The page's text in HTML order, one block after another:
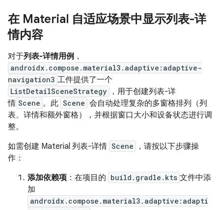
在 Material 自适应场景中显示列表-详
情内容
对于列表-详情用例 ，
androidx.compose.material3.adaptive:adaptive-
navigation3 工件提供了一个
ListDetailSceneStrategy
，用于创建列表-详
情 Scene 。此 Scene 会自动处理复杂的多窗格排列（列
表、详情和额外窗格），并根据窗口大小和设备状态进行调
整。
如需创建 Material 列表-详情 Scene
，请按以下步骤操
作：
添加依赖项 ：在项目的 build.gradle.kts 文件中添
加
androidx.compose.material3.adaptive:adapti